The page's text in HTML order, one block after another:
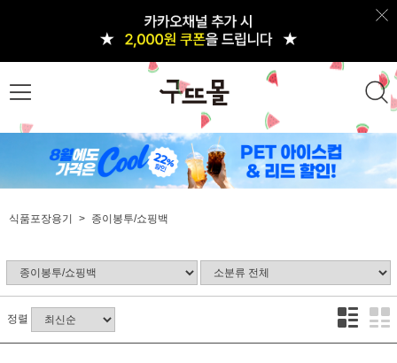
식품포장용기 종이봉투/쇼핑백
정렬